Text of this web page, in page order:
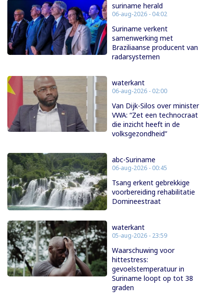
suriname herald
06-aug-2026 - 04:02
Suriname verkent
samenwerking met
Braziliaanse producent van
radarsystemen
waterkant
06-aug-2026 - 02:00
Van Dijk-Silos over minister
VWA: “Zet een technocraat
die inzicht heeft in de
volksgezondheid”
abc-Suriname
06-aug-2026 - 00:45
Tsang erkent gebrekkige
voorbereiding rehabilitatie
Domineestraat
waterkant
05-aug-2026 - 23:59
Waarschuwing voor
hittestress:
gevoelstemperatuur in
Suriname loopt op tot 38
graden